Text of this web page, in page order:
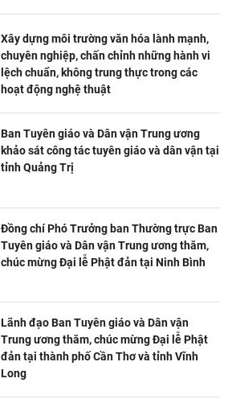
Xây dựng môi trường văn hóa lành mạnh,
chuyên nghiệp, chấn chỉnh những hành vi
lệch chuẩn, không trung thực trong các
hoạt động nghệ thuật
Ban Tuyên giáo và Dân vận Trung ương
khảo sát công tác tuyên giáo và dân vận tại
tỉnh Quảng Trị
Đồng chí Phó Trưởng ban Thường trực Ban
Tuyên giáo và Dân vận Trung ương thăm,
chúc mừng Đại lễ Phật đản tại Ninh Bình
Lãnh đạo Ban Tuyên giáo và Dân vận
Trung ương thăm, chúc mừng Đại lễ Phật
đản tại thành phố Cần Thơ và tỉnh Vĩnh
Long